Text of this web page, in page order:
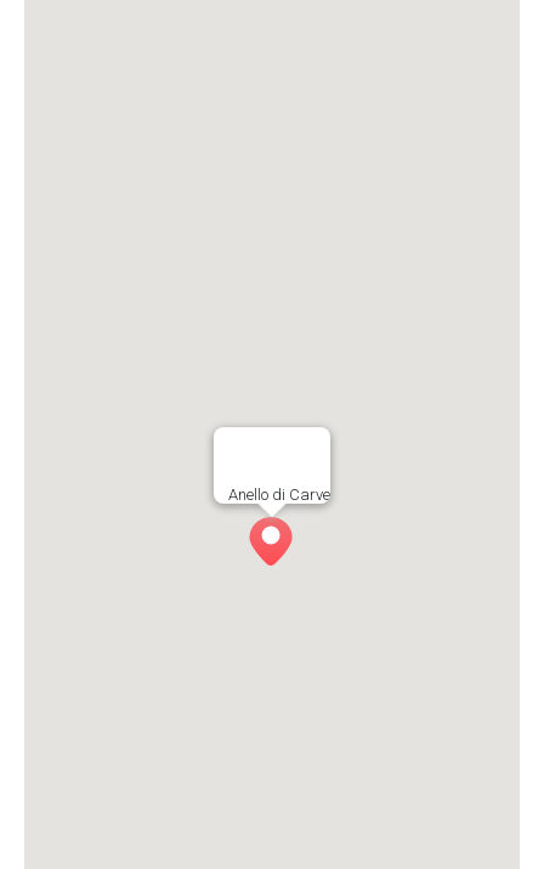
Anello di Carve